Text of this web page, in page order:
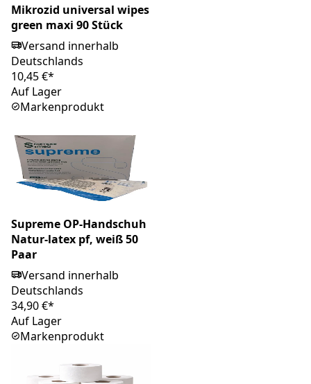
Mikrozid universal wipes
green maxi 90 Stück
Versand innerhalb
Deutschlands
10,45 €*
Auf Lager
Markenprodukt
Supreme OP-Handschuh
Natur-latex pf, weiß 50
Paar
Versand innerhalb
Deutschlands
34,90 €*
Auf Lager
Markenprodukt